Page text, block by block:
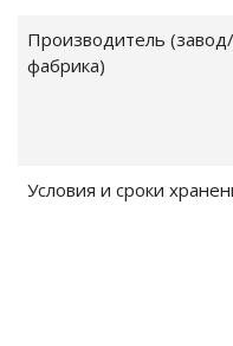
Производитель (завод/
фабрика)
Условия и сроки